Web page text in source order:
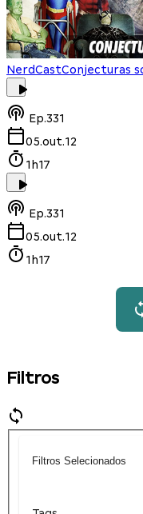
NerdCastConjecturas
Ep.331
05.out.12
1h17
Ep.331
05.out.12
1h17
Filtros
Filtros Selecionados